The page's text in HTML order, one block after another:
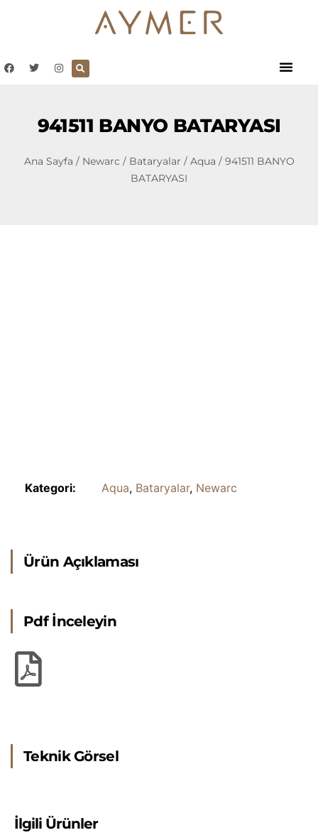
941511 BANYO BATARYASI
Ana Sayfa / Newarc / Bataryalar / Aqua / 941511 BANYO
BATARYASI
Kategori: Aqua, Bataryalar, Newarc
Ürün Açıklaması
Pdf İnceleyin
Teknik Görsel
İlgili Ürünler